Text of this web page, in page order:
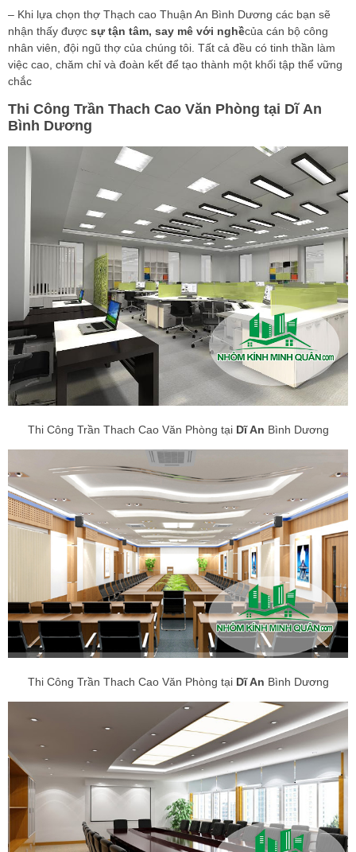
– Khi lựa chọn thợ Thạch cao Thuận An Bình Dương các bạn sẽ
nhận thấy được sự tận tâm, say mê với nghềcủa cán bộ công
nhân viên, đội ngũ thợ của chúng tôi. Tất cả đều có tinh thần làm
việc cao, chăm chỉ và đoàn kết để tạo thành một khối tập thể vững
chắc
Thi Công Trần Thach Cao Văn Phòng tại Dĩ An
Bình Dương
Thi Công Trần Thach Cao Văn Phòng tại Dĩ An Bình Dương
Thi Công Trần Thach Cao Văn Phòng tại Dĩ An Bình Dương